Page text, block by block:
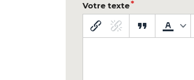
Votre texte